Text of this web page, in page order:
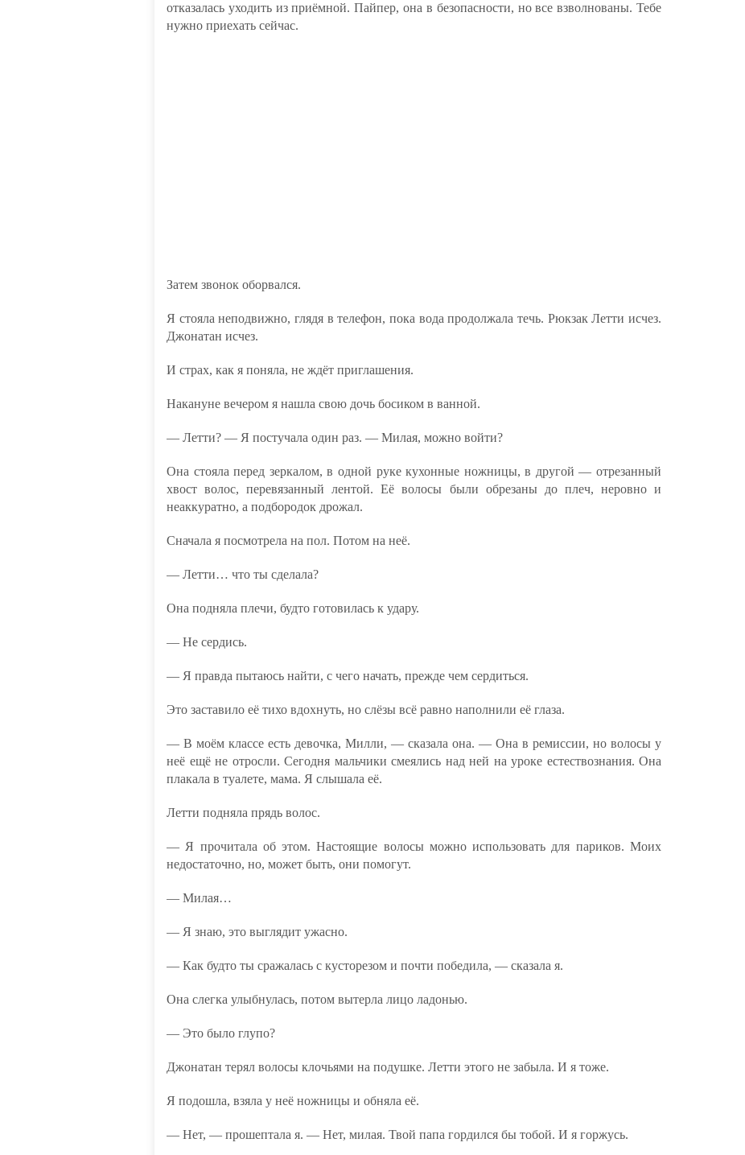
отказалась уходить из приёмной. Пайпер, она в безопасности, но все взволнованы. Тебе
нужно приехать сейчас.
Затем звонок оборвался.
Я стояла неподвижно, глядя в телефон, пока вода продолжала течь. Рюкзак Летти исчез.
Джонатан исчез.
И страх, как я поняла, не ждёт приглашения.
Накануне вечером я нашла свою дочь босиком в ванной.
— Летти? — Я постучала один раз. — Милая, можно войти?
Она стояла перед зеркалом, в одной руке кухонные ножницы, в другой — отрезанный
хвост волос, перевязанный лентой. Её волосы были обрезаны до плеч, неровно и
неаккуратно, а подбородок дрожал.
Сначала я посмотрела на пол. Потом на неё.
— Летти… что ты сделала?
Она подняла плечи, будто готовилась к удару.
— Не сердись.
— Я правда пытаюсь найти, с чего начать, прежде чем сердиться.
Это заставило её тихо вдохнуть, но слёзы всё равно наполнили её глаза.
— В моём классе есть девочка, Милли, — сказала она. — Она в ремиссии, но волосы у
неё ещё не отросли. Сегодня мальчики смеялись над ней на уроке естествознания. Она
плакала в туалете, мама. Я слышала её.
Летти подняла прядь волос.
— Я прочитала об этом. Настоящие волосы можно использовать для париков. Моих
недостаточно, но, может быть, они помогут.
— Милая…
— Я знаю, это выглядит ужасно.
— Как будто ты сражалась с кусторезом и почти победила, — сказала я.
Она слегка улыбнулась, потом вытерла лицо ладонью.
— Это было глупо?
Джонатан терял волосы клочьями на подушке. Летти этого не забыла. И я тоже.
Я подошла, взяла у неё ножницы и обняла её.
— Нет, — прошептала я. — Нет, милая. Твой папа гордился бы тобой. И я горжусь.